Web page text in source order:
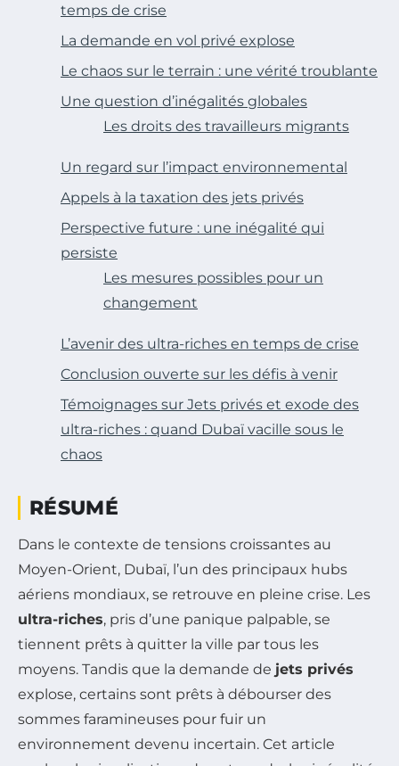
temps de crise
La demande en vol privé explose
Le chaos sur le terrain : une vérité troublante
Une question d’inégalités globales
Les droits des travailleurs migrants
Un regard sur l’impact environnemental
Appels à la taxation des jets privés
Perspective future : une inégalité qui
persiste
Les mesures possibles pour un
changement
L’avenir des ultra-riches en temps de crise
Conclusion ouverte sur les défis à venir
Témoignages sur Jets privés et exode des
ultra-riches : quand Dubaï vacille sous le
chaos
RÉSUMÉ
Dans le contexte de tensions croissantes au
Moyen-Orient, Dubaï, l’un des principaux hubs
aériens mondiaux, se retrouve en pleine crise. Les
ultra-riches, pris d’une panique palpable, se
tiennent prêts à quitter la ville par tous les
moyens. Tandis que la demande de jets privés
explose, certains sont prêts à débourser des
sommes faramineuses pour fuir un
environnement devenu incertain. Cet article